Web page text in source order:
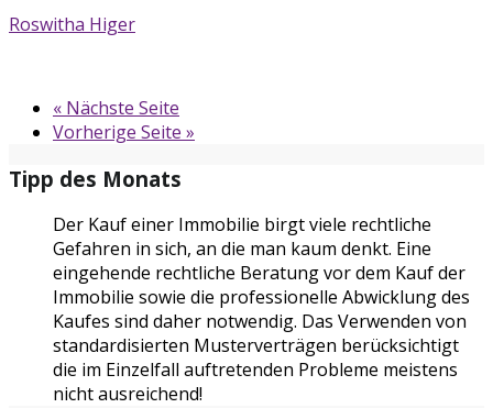
Roswitha Higer
« Nächste Seite
Vorherige Seite »
Tipp des Monats
Der Kauf einer Immobilie birgt viele rechtliche
Gefahren in sich, an die man kaum denkt. Eine
eingehende rechtliche Beratung vor dem Kauf der
Immobilie sowie die professionelle Abwicklung des
Kaufes sind daher notwendig. Das Verwenden von
standardisierten Musterverträgen berücksichtigt
die im Einzelfall auftretenden Probleme meistens
nicht ausreichend!